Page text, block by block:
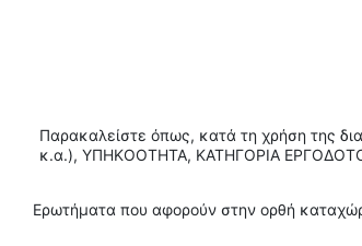
Παρακαλείστε όπως, κατά τη χρήση της
κ.α.), ΥΠΗΚΟΟΤΗΤΑ, ΚΑΤΗΓΟΡΙΑ
Ερωτήματα που αφορούν στην ορθή